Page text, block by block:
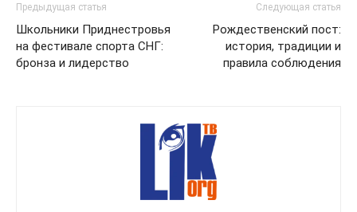
Предыдущая статья
Школьники Приднестровья
на фестивале спорта СНГ:
бронза и лидерство
Следующая статья
Рождественский пост:
история, традиции и
правила соблюдения